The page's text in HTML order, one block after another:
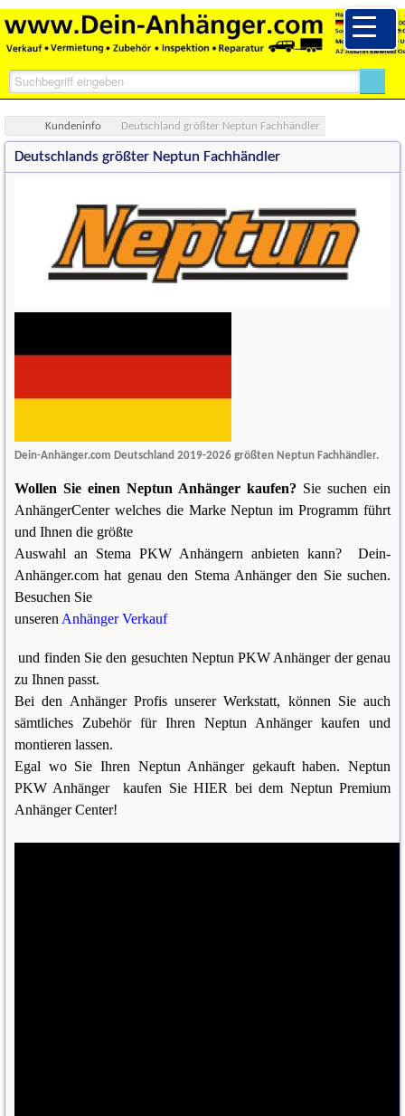
Deutschlands größter Neptun Fachhändler
Kundeninfo Deutschland größter Neptun Fachhändler
Deutschlands größter Neptun Fachhändler
Dein-Anhänger.com Deutschland 2019-2026 größten Neptun Fachhändler.
Wollen Sie einen Neptun Anhänger kaufen? Sie suchen ein
AnhängerCenter welches die Marke Neptun im Programm führt
und Ihnen die größte
Auswahl an Stema PKW Anhängern anbieten kann? Dein-
Anhänger.com hat genau den Stema Anhänger den Sie suchen.
Besuchen Sie
unseren Anhänger Verkauf
und finden Sie den gesuchten Neptun PKW Anhänger der genau
zu Ihnen passt.
Bei den Anhänger Profis unserer Werkstatt, können Sie auch
sämtliches Zubehör für Ihren Neptun Anhänger kaufen und
montieren lassen.
Egal wo Sie Ihren Neptun Anhänger gekauft haben. Neptun
PKW Anhänger kaufen Sie HIER bei dem Neptun Premium
Anhänger Center!